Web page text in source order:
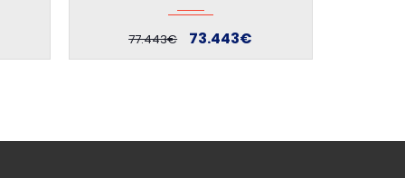
78.415€ 74.415€